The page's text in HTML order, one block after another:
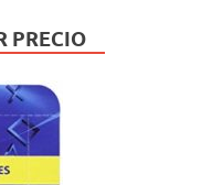
PRECIO